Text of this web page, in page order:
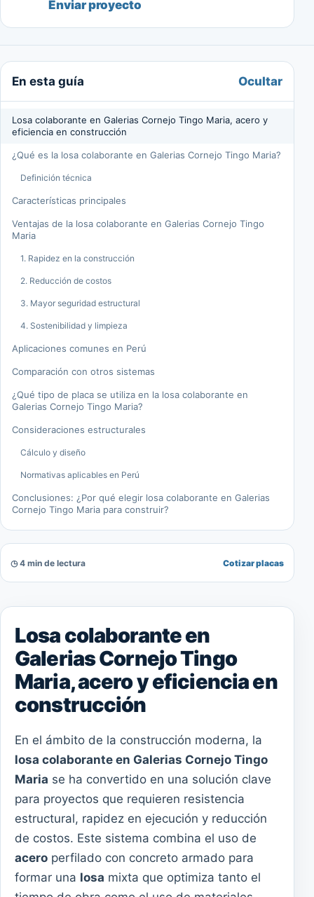
Enviar proyecto
En esta guía Ocultar
Losa colaborante en Galerias Cornejo Tingo Maria, acero y
eficiencia en construcción
¿Qué es la losa colaborante en Galerias Cornejo Tingo Maria?
Definición técnica
Características principales
Ventajas de la losa colaborante en Galerias Cornejo Tingo
Maria
1. Rapidez en la construcción
2. Reducción de costos
3. Mayor seguridad estructural
4. Sostenibilidad y limpieza
Aplicaciones comunes en Perú
Comparación con otros sistemas
¿Qué tipo de placa se utiliza en la losa colaborante en
Galerias Cornejo Tingo Maria?
Consideraciones estructurales
Cálculo y diseño
Normativas aplicables en Perú
Conclusiones: ¿Por qué elegir losa colaborante en Galerias
Cornejo Tingo Maria para construir?
◷ 4 min de lectura Cotizar placas
Losa colaborante en
Galerias Cornejo Tingo
Maria, acero y eficiencia en
construcción
En el ámbito de la construcción moderna, la
losa colaborante en Galerias Cornejo Tingo
Maria se ha convertido en una solución clave
para proyectos que requieren resistencia
estructural, rapidez en ejecución y reducción
de costos. Este sistema combina el uso de
acero perfilado con concreto armado para
formar una losa mixta que optimiza tanto el